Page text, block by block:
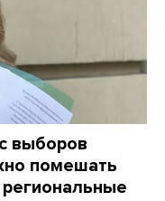
выборов
помешать